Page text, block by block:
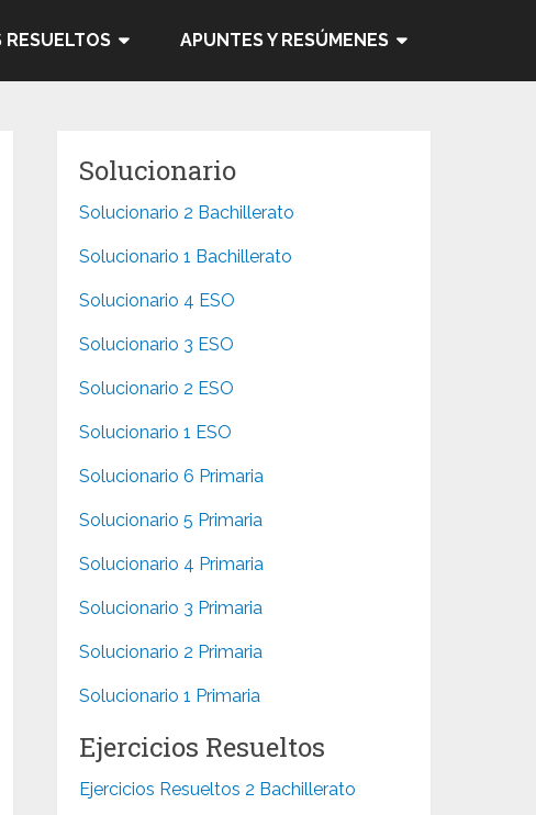
RESUELTOS APUNTES Y RESÚMENES
Solucionario
Solucionario 2 Bachillerato
Solucionario 1 Bachillerato
Solucionario 4 ESO
Solucionario 3 ESO
Solucionario 2 ESO
Solucionario 1 ESO
Solucionario 6 Primaria
Solucionario 5 Primaria
Solucionario 4 Primaria
Solucionario 3 Primaria
Solucionario 2 Primaria
Solucionario 1 Primaria
Ejercicios Resueltos
Ejercicios Resueltos 2 Bachillerato